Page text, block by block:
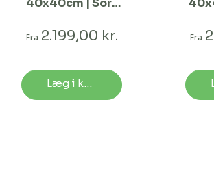
40x40cm | Sort
længder
Fra 2.199,00 kr.
Læg i kurv
Fra